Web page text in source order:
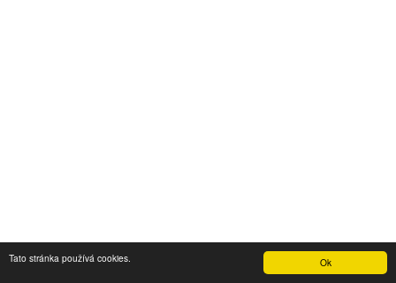
Ok
Tato stránka používá cookies.